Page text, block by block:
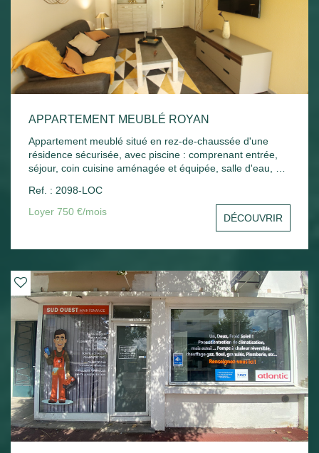
APPARTEMENT MEUBLÉ ROYAN
Appartement meublé situé en rez-de-chaussée d'une
résidence sécurisée, avec piscine : comprenant entrée,
séjour, coin cuisine aménagée et équipée, salle d'eau, wc,
Chauffage électrique.
Ref. : 2098-LOC
Loyer 750 €/mois
DÉCOUVRIR